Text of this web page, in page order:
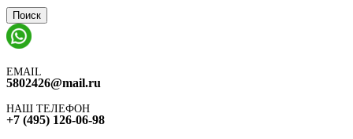
Поиск
EMAIL
5802426@mail.ru
НАШ ТЕЛЕФОН
+7 (495) 126-06-98